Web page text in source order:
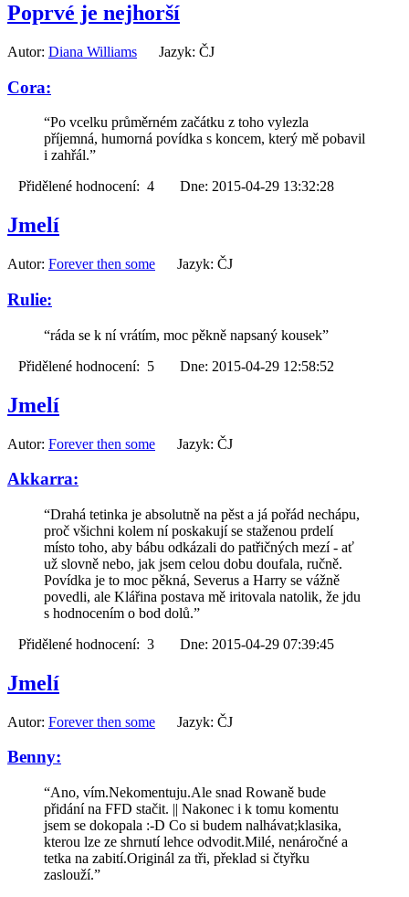
Poprvé je nejhorší
Autor: Diana Williams Jazyk: ČJ
Cora:
“Po vcelku průměrném začátku z toho vylezla
příjemná, humorná povídka s koncem, který mě pobavil
i zahřál.”
Přidělené hodnocení: 4 Dne: 2015-04-29 13:32:28
Jmelí
Autor: Forever then some Jazyk: ČJ
Rulie:
“ráda se k ní vrátím, moc pěkně napsaný kousek”
Přidělené hodnocení: 5 Dne: 2015-04-29 12:58:52
Jmelí
Autor: Forever then some Jazyk: ČJ
Akkarra:
“Drahá tetinka je absolutně na pěst a já pořád nechápu,
proč všichni kolem ní poskakují se staženou prdelí
místo toho, aby bábu odkázali do patřičných mezí - ať
už slovně nebo, jak jsem celou dobu doufala, ručně.
Povídka je to moc pěkná, Severus a Harry se vážně
povedli, ale Klářina postava mě iritovala natolik, že jdu
s hodnocením o bod dolů.”
Přidělené hodnocení: 3 Dne: 2015-04-29 07:39:45
Jmelí
Autor: Forever then some Jazyk: ČJ
Benny:
“Ano, vím.Nekomentuju.Ale snad Rowaně bude
přidání na FFD stačit. || Nakonec i k tomu komentu
jsem se dokopala :-D Co si budem nalhávat;klasika,
kterou lze ze shrnutí lehce odvodit.Milé, nenáročné a
tetka na zabití.Originál za tři, překlad si čtyřku
zaslouží.”